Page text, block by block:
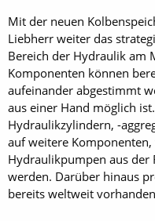
Mit der neuen
Liebherr weiter das
Bereich der Hydraulik am
Komponenten können
aufeinander abgestimmt
aus einer Hand möglich
Hydraulikzylindern, -
auf weitere
Hydraulikpumpen aus der
werden. Darüber hinaus
bereits weltweit